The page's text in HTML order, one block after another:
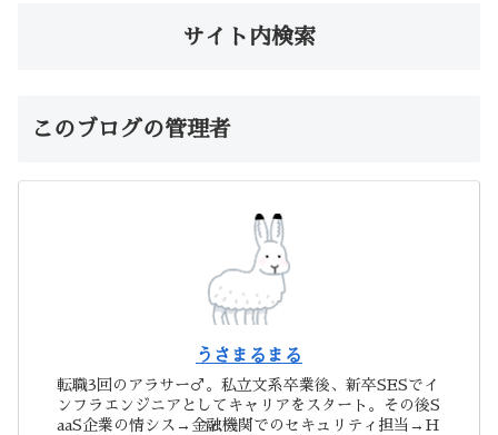
サイト内検索
このブログの管理者
うさまるまる
転職3回のアラサー♂。私立文系卒業後、新卒SESでイ
ンフラエンジニアとしてキャリアをスタート。その後S
aaS企業の情シス→金融機関でのセキュリティ担当→H